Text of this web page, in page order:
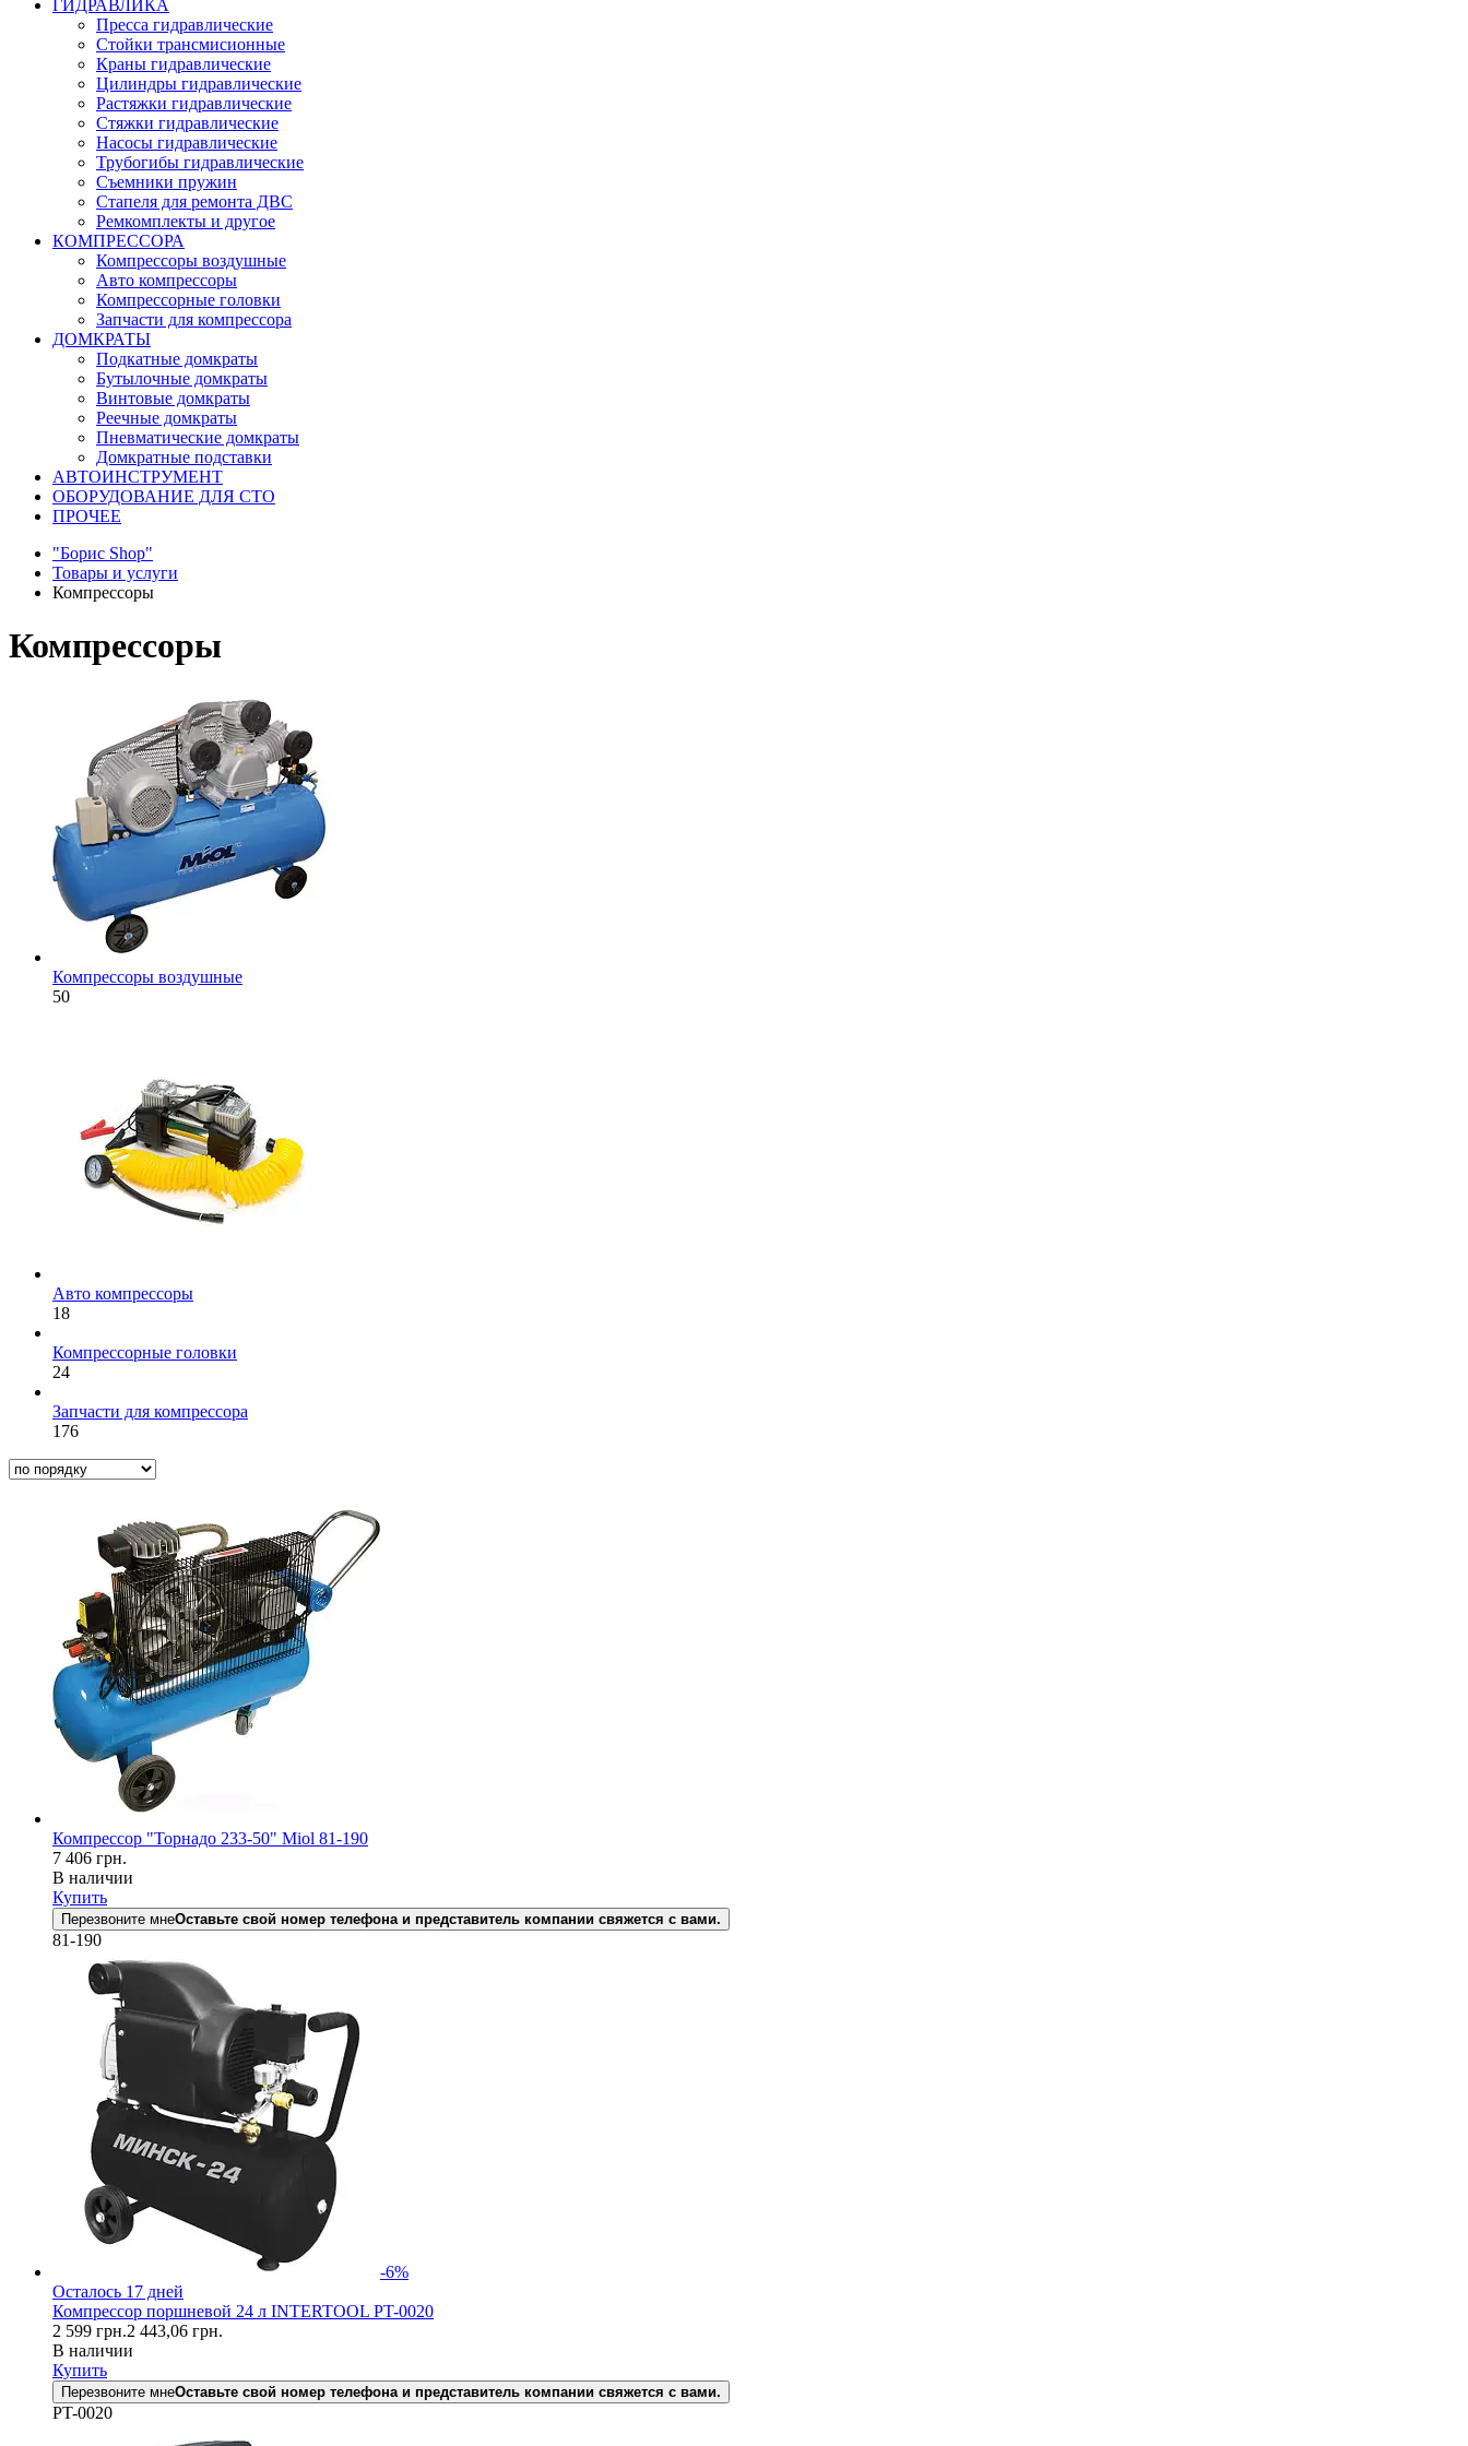
ГИДРАВЛИКА
Пресса гидравлические
Стойки трансмисионные
Краны гидравлические
Цилиндры гидравлические
Растяжки гидравлические
Стяжки гидравлические
Насосы гидравлические
Трубогибы гидравлические
Съемники пружин
Стапеля для ремонта ДВС
Ремкомплекты и другое
КОМПРЕССОРА
Компрессоры воздушные
Авто компрессоры
Компрессорные головки
Запчасти для компрессора
ДОМКРАТЫ
Подкатные домкраты
Бутылочные домкраты
Винтовые домкраты
Реечные домкраты
Пневматические домкраты
Домкратные подставки
АВТОИНСТРУМЕНТ
ОБОРУДОВАНИЕ ДЛЯ СТО
ПРОЧЕЕ
"Борис Shop"
Товары и услуги
Компрессоры
Компрессоры
Компрессоры воздушные
50
Авто компрессоры
18
Компрессорные головки
24
Запчасти для компрессора
176
Компрессор "Торнадо 233-50" Miol 81-190
7 406 грн.
В наличии
Купить
Перезвоните мнеОставьте свой номер телефона и представитель компании свяжется с вами.
81-190
-6%
Осталось 17 дней
Компрессор поршневой 24 л INTERTOOL PT-0020
2 599 грн.2 443,06 грн.
В наличии
Купить
Перезвоните мнеОставьте свой номер телефона и представитель компании свяжется с вами.
PT-0020